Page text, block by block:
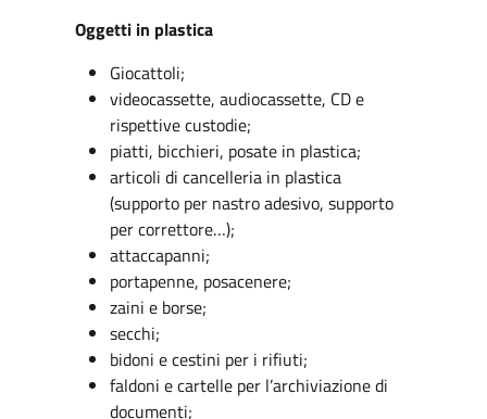
Oggetti in plastica
Giocattoli;
videocassette, audiocassette, CD e
rispettive custodie;
piatti, bicchieri, posate in plastica;
articoli di cancelleria in plastica
(supporto per nastro adesivo, supporto
per correttore…);
attaccapanni;
portapenne, posacenere;
zaini e borse;
secchi;
bidoni e cestini per i rifiuti;
faldoni e cartelle per l’archiviazione di
documenti;